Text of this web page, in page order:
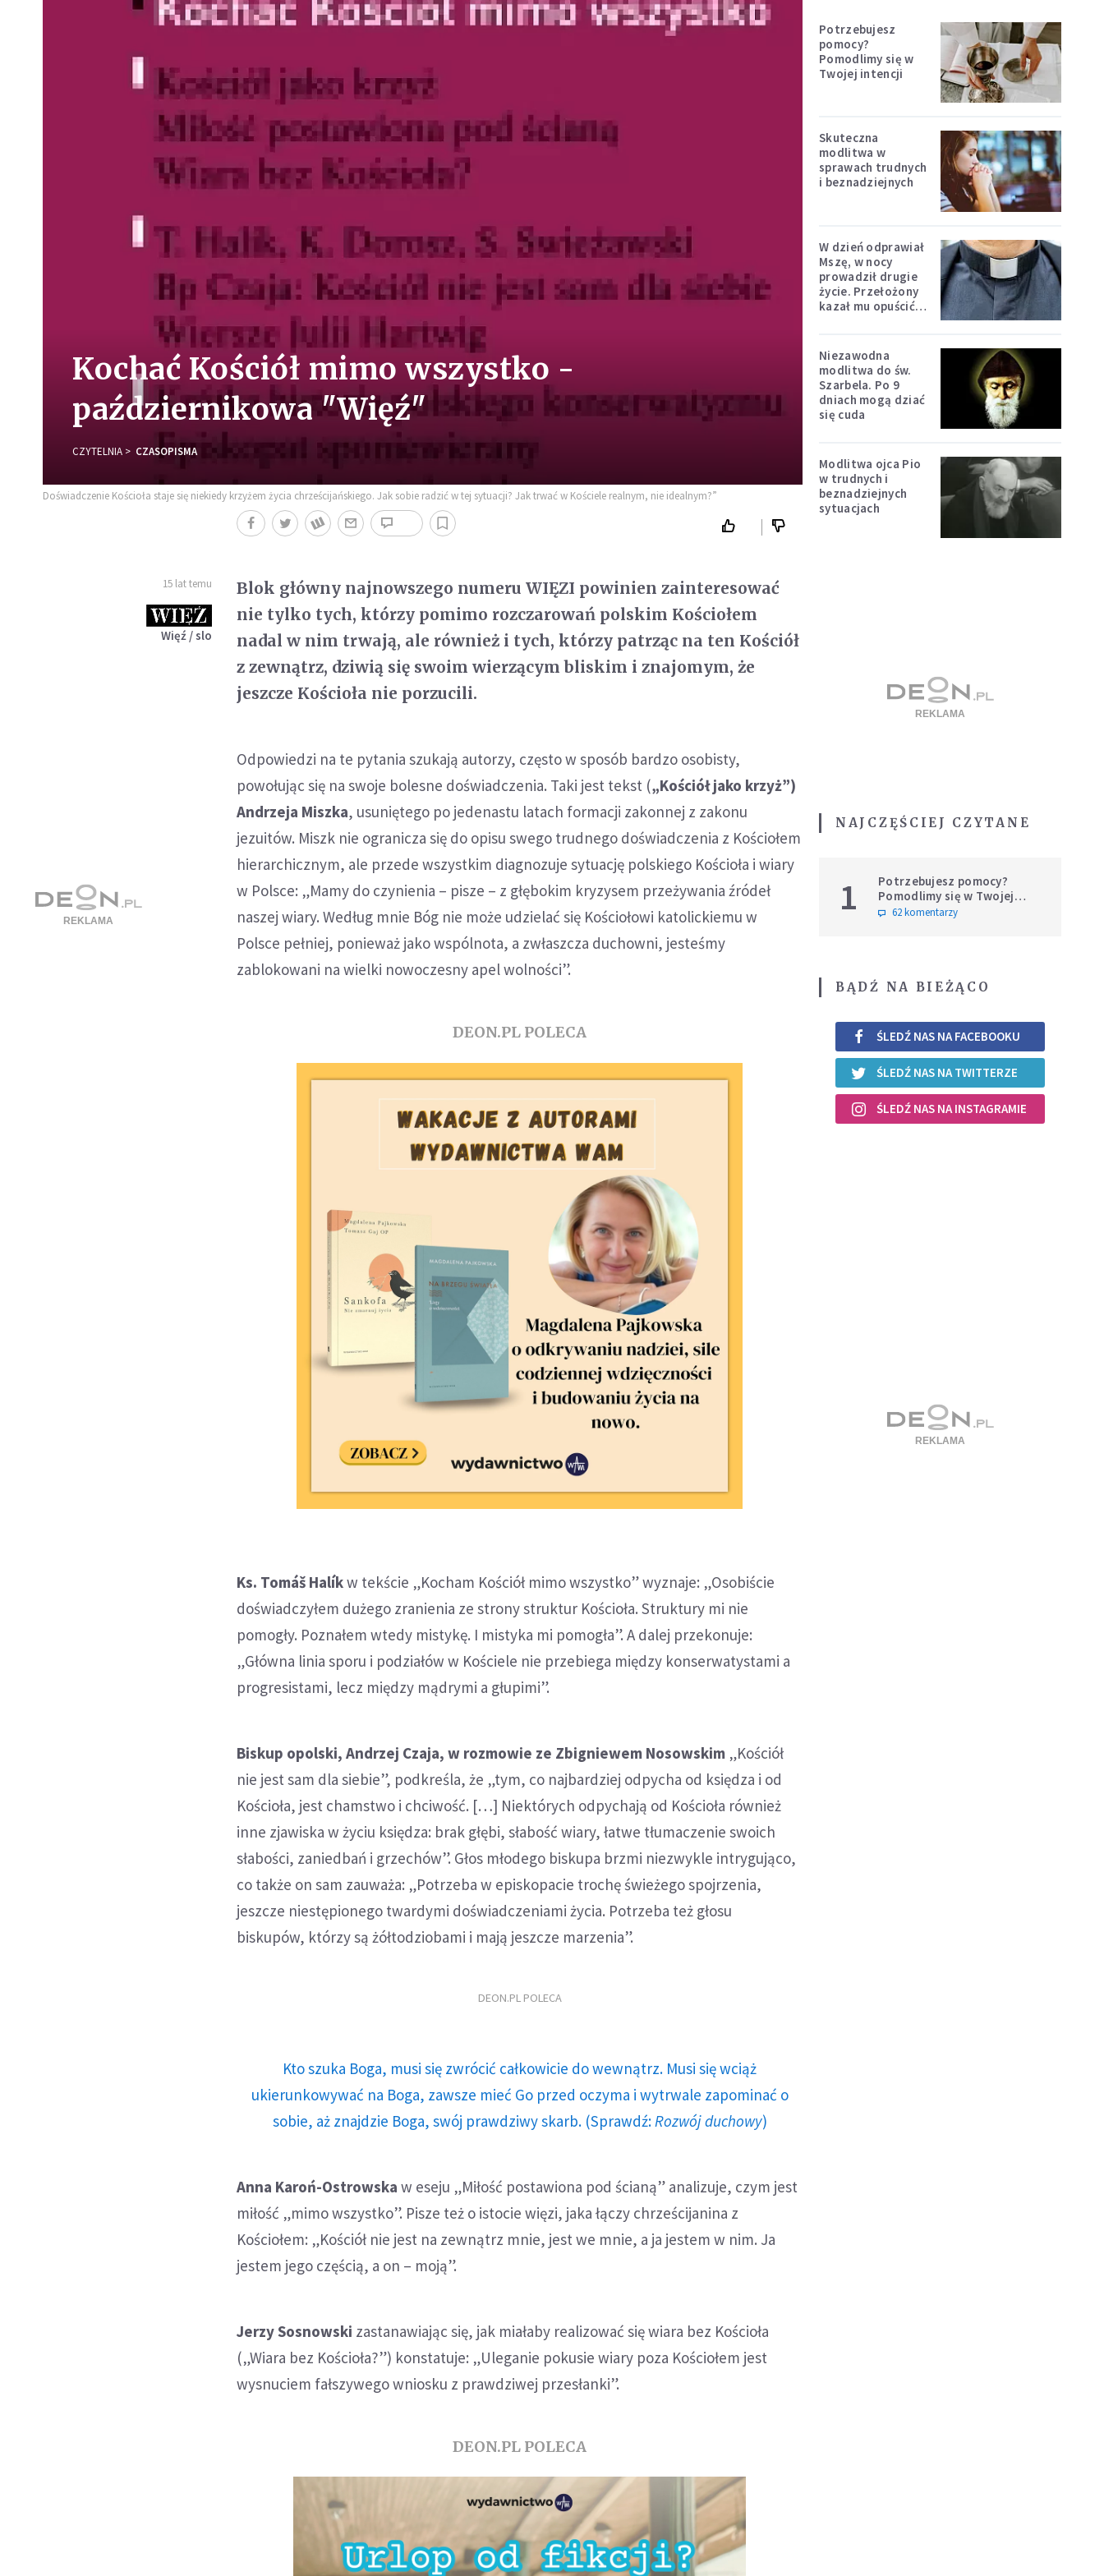
Kochać Kościół mimo wszystko -
październikowa "Więź"
CZYTELNIA CZASOPISMA
Doświadczenie Kościoła staje się niekiedy krzyżem życia chrześcijańskiego. Jak sobie radzić w tej sytuacji? Jak trwać w Kościele realnym, nie idealnym?”
15 lat temu
Więź / slo
Blok główny najnowszego numeru WIĘZI powinien zainteresować
nie tylko tych, którzy pomimo rozczarowań polskim Kościołem
nadal w nim trwają, ale również i tych, którzy patrząc na ten Kościół
z zewnątrz, dziwią się swoim wierzącym bliskim i znajomym, że
jeszcze Kościoła nie porzucili.
Odpowiedzi na te pytania szukają autorzy, często w sposób bardzo osobisty,
powołując się na swoje bolesne doświadczenia. Taki jest tekst („Kościół jako krzyż”)
Andrzeja Miszka, usuniętego po jedenastu latach formacji zakonnej z zakonu
jezuitów. Miszk nie ogranicza się do opisu swego trudnego doświadczenia z Kościołem
hierarchicznym, ale przede wszystkim diagnozuje sytuację polskiego Kościoła i wiary
w Polsce: „Mamy do czynienia – pisze – z głębokim kryzysem przeżywania źródeł
naszej wiary. Według mnie Bóg nie może udzielać się Kościołowi katolickiemu w
Polsce pełniej, ponieważ jako wspólnota, a zwłaszcza duchowni, jesteśmy
zablokowani na wielki nowoczesny apel wolności”.
DEON.PL POLECA
Ks. Tomáš Halíkw tekście „Kocham Kościół mimo wszystko” wyznaje: „Osobiście
doświadczyłem dużego zranienia ze strony struktur Kościoła. Struktury mi nie
pomogły. Poznałem wtedy mistykę. I mistyka mi pomogła”. A dalej przekonuje:
„Główna linia sporu i podziałów w Kościele nie przebiega między konserwatystami a
progresistami, lecz między mądrymi a głupimi”.
Biskup opolski, Andrzej Czaja, w rozmowie ze Zbigniewem Nosowskim „Kościół
nie jest sam dla siebie”, podkreśla, że „tym, co najbardziej odpycha od księdza i od
Kościoła, jest chamstwo i chciwość. […] Niektórych odpychają od Kościoła również
inne zjawiska w życiu księdza: brak głębi, słabość wiary, łatwe tłumaczenie swoich
słabości, zaniedbań i grzechów”. Głos młodego biskupa brzmi niezwykle intrygująco,
co także on sam zauważa: „Potrzeba w episkopacie trochę świeżego spojrzenia,
jeszcze niestępionego twardymi doświadczeniami życia. Potrzeba też głosu
biskupów, którzy są żółtodziobami i mają jeszcze marzenia”.
DEON.PL POLECA
Kto szuka Boga, musi się zwrócić całkowicie do wewnątrz. Musi się wciąż
ukierunkowywać na Boga, zawsze mieć Go przed oczyma i wytrwale zapominać o
sobie, aż znajdzie Boga, swój prawdziwy skarb. (Sprawdź: Rozwój duchowy)
Anna Karoń-Ostrowska w eseju „Miłość postawiona pod ścianą” analizuje, czym jest
miłość „mimo wszystko”. Pisze też o istocie więzi, jaka łączy chrześcijanina z
Kościołem: „Kościół nie jest na zewnątrz mnie, jest we mnie, a ja jestem w nim. Ja
jestem jego częścią, a on – moją”.
Jerzy Sosnowski zastanawiając się, jak miałaby realizować się wiara bez Kościoła
(„Wiara bez Kościoła?”) konstatuje: „Uleganie pokusie wiary poza Kościołem jest
wysnuciem fałszywego wniosku z prawdziwej przesłanki”.
DEON.PL POLECA
Potrzebujesz
pomocy?
Pomodlimy się w
Twojej intencji
Skuteczna
modlitwa w
sprawach trudnych
i beznadziejnych
W dzień odprawiał
Mszę, w nocy
prowadził drugie
życie. Przełożony
kazał mu opuścić
Niezawodna
modlitwa do św.
Szarbela. Po 9
dniach mogą dziać
się cuda
Modlitwa ojca Pio
w trudnych i
beznadziejnych
sytuacjach
NAJCZĘŚCIEJ CZYTANE
1
Potrzebujesz pomocy?
Pomodlimy się w Twojej
intencji
62 komentarzy
BĄDŹ NA BIEŻĄCO
ŚLEDŹ NAS NA FACEBOOKU
ŚLEDŹ NAS NA TWITTERZE
ŚLEDŹ NAS NA INSTAGRAMIE